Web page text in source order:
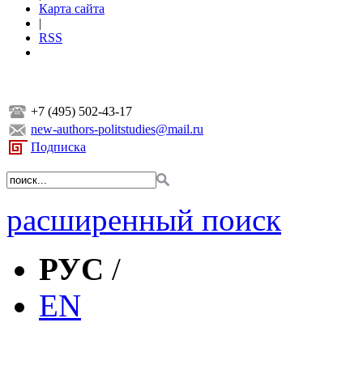
Карта сайта
|
RSS
+7 (495) 502-43-17
new-authors-politstudies@mail.ru
Подписка
расширенный поиск
РУС /
EN